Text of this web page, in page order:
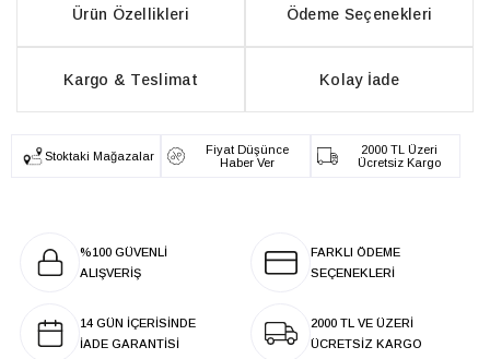
Ürün Özellikleri Ödeme Seçenekleri
Kargo & Teslimat Kolay İade
Stoktaki Mağazalar
Fiyat Düşünce
Haber Ver
2000 TL Üzeri
Ücretsiz Kargo
%100 GÜVENLİ
ALIŞVERİŞ
FARKLI ÖDEME
SEÇENEKLERİ
14 GÜN İÇERİSİNDE
İADE GARANTİSİ
2000 TL VE ÜZERİ
ÜCRETSİZ KARGO